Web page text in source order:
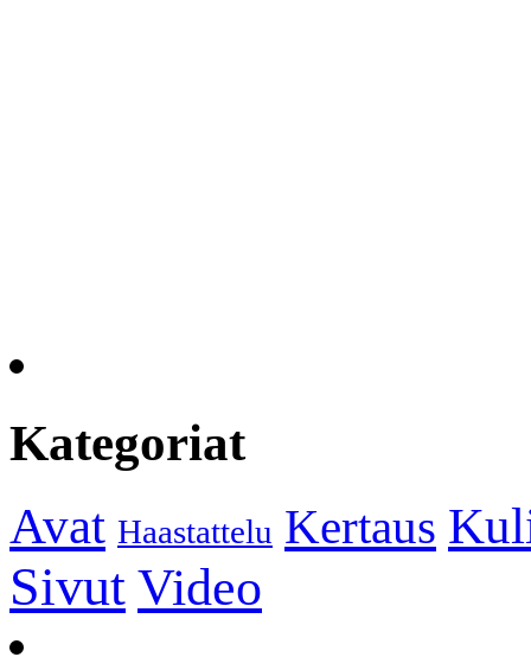
Kategoriat
Avat Haastattelu Kertaus
Sivut Video